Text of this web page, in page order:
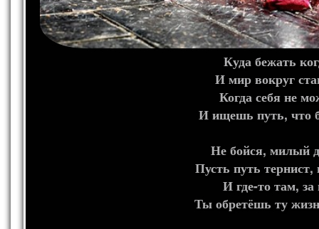
Куда бежать
И мир вокруг
Когда себя не
И ищешь путь, что
Не бойся, милый
Пусть путь тернист,
И где-то там,
Ты обретёшь ту